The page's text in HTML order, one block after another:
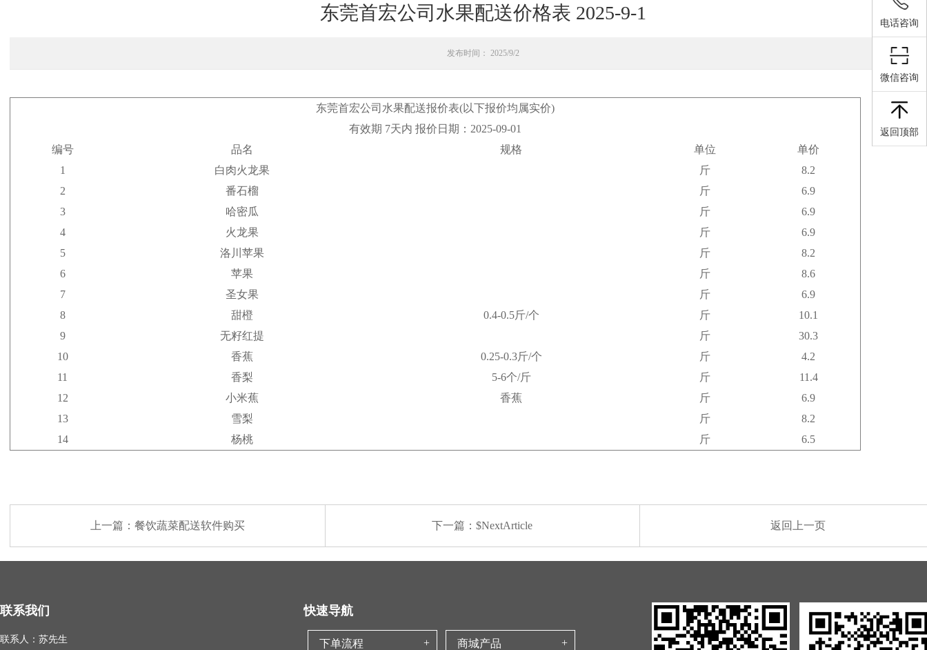
东莞首宏公司水果配送价格表 2025-9-1
发布时间： 2025/9/2
东莞首宏公司水果配送报价表(以下报价均属实价)
有效期 7天内 报价日期：2025-09-01
编号
品名 规格 单位
单价
1
白肉火龙果 斤
8.2
2
番石榴 斤
6.9
3
哈密瓜 斤
6.9
4
火龙果 斤
6.9
5
洛川苹果 斤
8.2
6
苹果 斤
8.6
7
圣女果 斤
6.9
8
甜橙 0.4-0.5斤/个 斤
10.1
9
无籽红提 斤
30.3
10
香蕉 0.25-0.3斤/个 斤
4.2
11
香梨 5-6个/斤 斤
11.4
12
小米蕉 香蕉 斤
6.9
13
雪梨 斤
8.2
14
杨桃 斤 6.5
上一篇： 餐饮蔬菜配送软件购买 下一篇：$NextArticle 返回上一页
联系我们
联系人：苏先生
快速导航
下单流程 商城产品
电话咨询
微信咨询
返回顶部